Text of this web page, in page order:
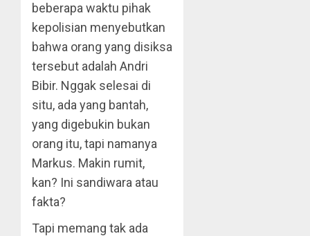
beberapa waktu pihak
kepolisian menyebutkan
bahwa orang yang disiksa
tersebut adalah Andri
Bibir. Nggak selesai di
situ, ada yang bantah,
yang digebukin bukan
orang itu, tapi namanya
Markus. Makin rumit,
kan? Ini sandiwara atau
fakta?
Tapi memang tak ada